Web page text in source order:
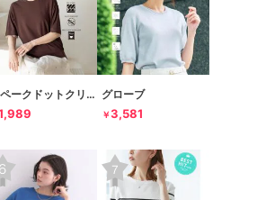
オペークドットクリップ グローブ
￥3,581